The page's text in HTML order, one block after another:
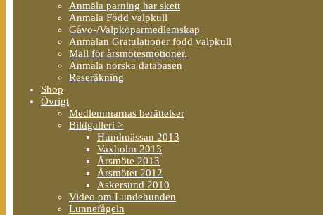
Anmäla parning har skett
Anmäla Född valpkull
Gåvo-/Valpköparmedlemskap
Anmälan Gratulationer född valpkull
Mall för årsmötesmotioner.
Anmäla norska databasen
Reseräkning
Shop
Övrigt
Medlemmarnas berättelser
Bildgalleri >
Hundmässan 2013
Vaxholm 2013
Årsmöte 2013
Årsmötet 2012
Askersund 2010
Video om Lundehunden
Lunnefågeln